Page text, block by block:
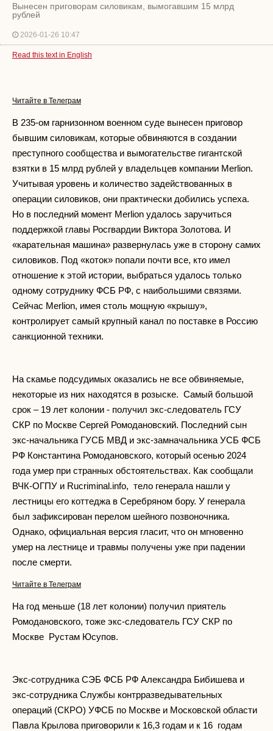
Вынесен приговорам силовикам, вымогавшим 15 млрд
рублей
2026-01-26 10:47
Read this text in English
Читайте в Телеграм
В 235-ом гарнизонном военном суде вынесен приговор
бывшим силовикам, которые обвиняются в создании
преступного сообщества и вымогательстве гигантской
взятки в 15 млрд рублей у владельцев компании Merlion.
Учитывая уровень и количество задействованных в
операции силовиков, они практически добились успеха.
Но в последний момент Merlion удалось заручиться
поддержкой главы Росгвардии Виктора Золотова. И
«карательная машина» развернулась уже в сторону самих
силовиков. Под «коток» попали почти все, кто имел
отношение к этой истории, выбраться удалось только
одному сотруднику ФСБ РФ, с наибольшими связями.
Сейчас Merlion, имея столь мощную «крышу»,
контролирует самый крупный канал по поставке в Россию
санкционной техники.
На скамье подсудимых оказались не все обвиняемые,
некоторые из них находятся в розыске. Самый большой
срок – 19 лет колонии - получил экс-следователь ГСУ
СКР по Москве Сергей Ромодановский. Последний сын
экс-начальника ГУСБ МВД и экс-замначальника УСБ ФСБ
РФ Константина Ромодановского, который осенью 2024
года умер при странных обстоятельствах. Как сообщали
ВЧК-ОГПУ и Rucriminal.info, тело генерала нашли у
лестницы его коттеджа в Серебряном бору. У генерала
был зафиксирован перелом шейного позвоночника.
Однако, официальная версия гласит, что он мгновенно
умер на лестнице и травмы получены уже при падении
после смерти.
Читайте в Телеграм
На год меньше (18 лет колонии) получил приятель
Ромодановского, тоже экс-следователь ГСУ СКР по
Москве Рустам Юсупов.
Экс-сотрудника СЭБ ФСБ РФ Александра Бибишева и
экс-сотрудника Службы контрразведывательных
операций (СКРО) УФСБ по Москве и Московской области
Павла Крылова приговорили к 16,3 годам и к 16 годам